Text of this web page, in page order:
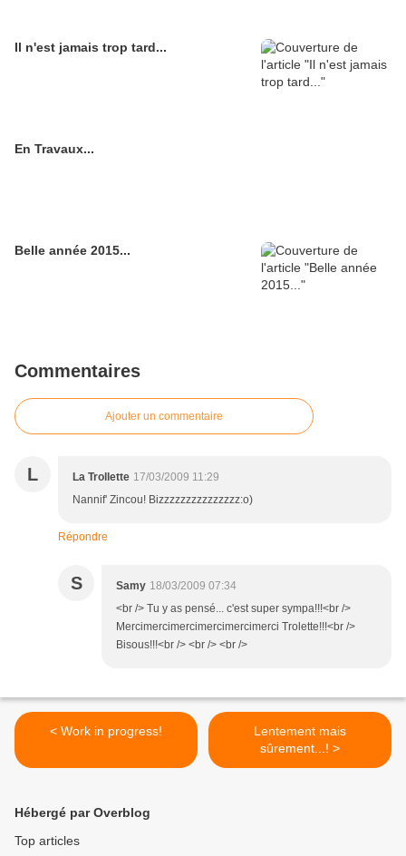
Il n'est jamais trop tard...
En Travaux...
Belle année 2015...
Commentaires
Ajouter un commentaire
L La Trollette 17/03/2009 11:29
Nannif' Zincou! Bizzzzzzzzzzzzzzz:o)
Répondre
S Samy 18/03/2009 07:34
<br /> Tu y as pensé... c'est super sympa!!!<br />
Mercimercimercimercimercimerci Trolette!!!<br />
Bisous!!!<br /> <br /> <br />
< Work in progress!
Lentement mais
sûrement...! >
Hébergé par Overblog
Top articles